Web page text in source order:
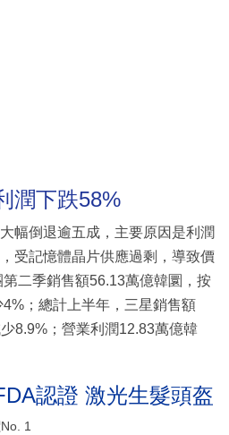
潤下跌58%
幅倒退逾五成，主要原因是利潤
受記憶體晶片供應過剩，導致價
二季銷售額56.13萬億韓圜，按
；總計上半年，三星銷售額
8.9%；營業利潤12.83萬億韓
認證 激光生髮頭盔
1